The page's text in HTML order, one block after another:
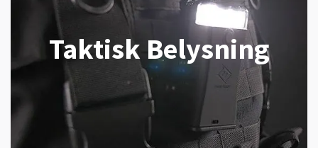
Taktisk Belysning